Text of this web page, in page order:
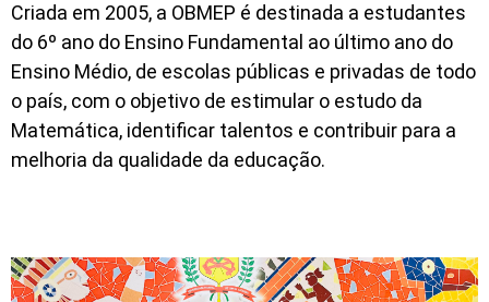
Criada em 2005, a OBMEP é destinada a estudantes
do 6º ano do Ensino Fundamental ao último ano do
Ensino Médio, de escolas públicas e privadas de todo
o país, com o objetivo de estimular o estudo da
Matemática, identificar talentos e contribuir para a
melhoria da qualidade da educação.